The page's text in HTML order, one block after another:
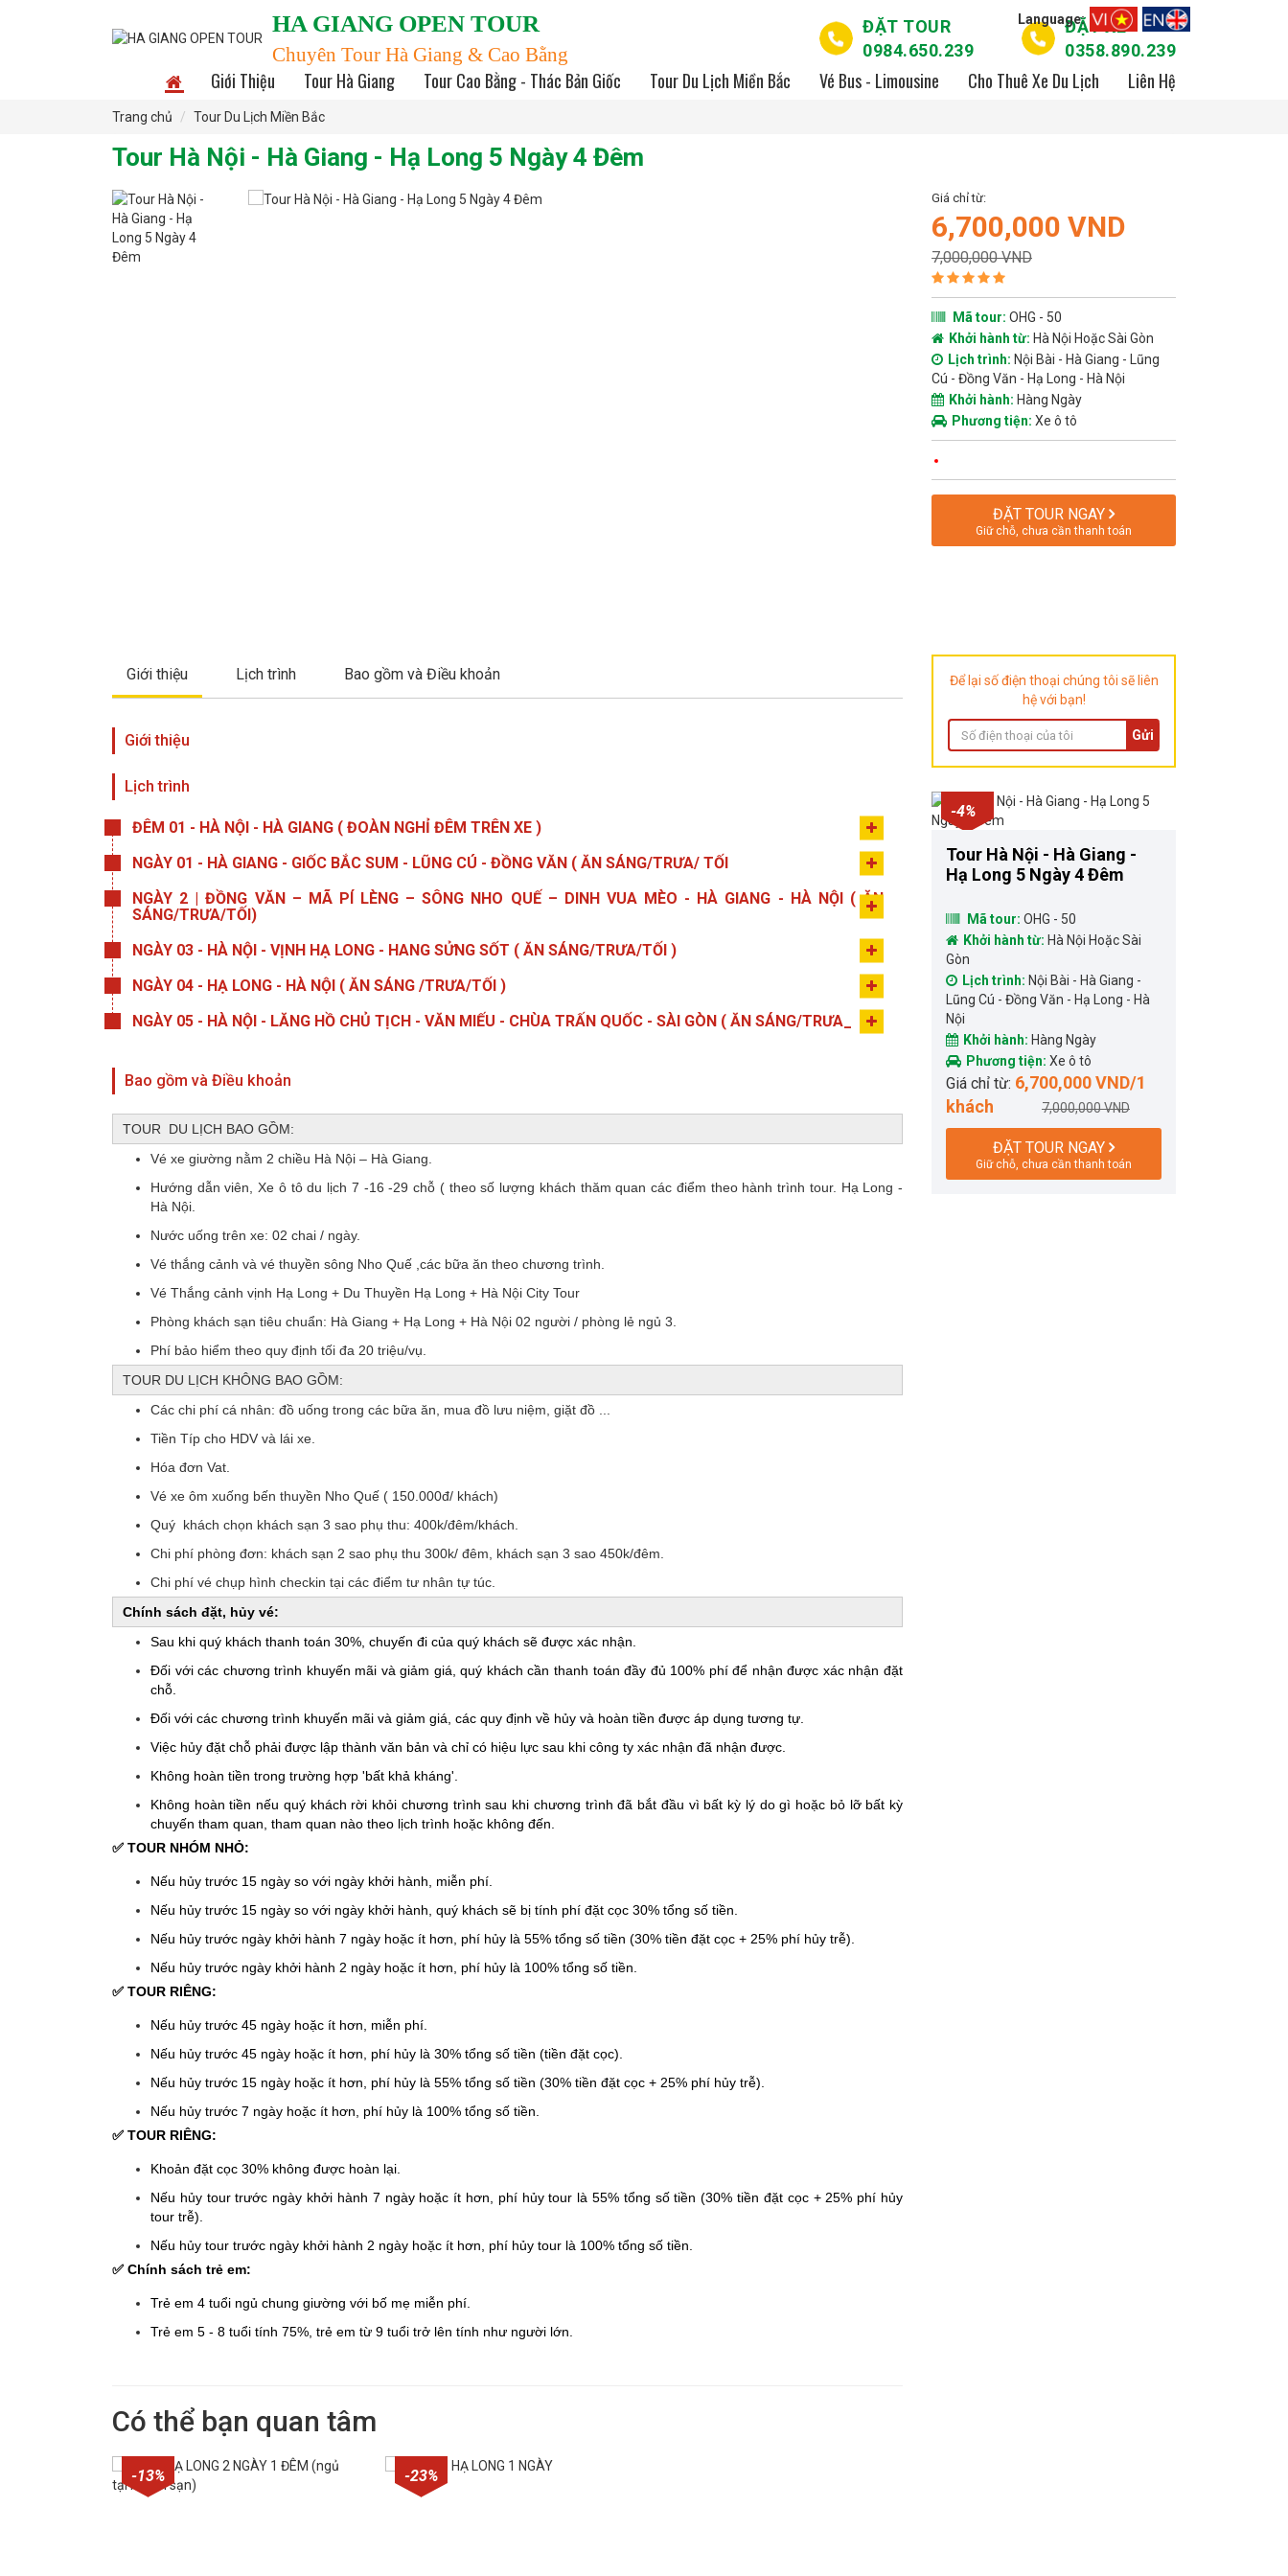
HA GIANG OPEN TOUR
Chuyên Tour Hà Giang & Cao Bằng
ĐẶT TOUR
0984.650.239
ĐẶT XE
0358.890.239
Language:
Giới Thiệu Tour Hà Giang Tour Cao Bằng - Thác Bản Giốc Tour Du Lịch Miền Bắc Vé Bus - Limousine Cho Thuê Xe Du Lịch Liên Hệ
Trang chủ Tour Du Lịch Miền Bắc
Tour Hà Nội - Hà Giang - Hạ Long 5 Ngày 4 Đêm
Giá chỉ từ:
6,700,000 VND
7,000,000 VND
Mã tour: OHG - 50
Khởi hành từ: Hà Nội Hoặc Sài Gòn
Lịch trình: Nội Bài - Hà Giang - Lũng
Cú - Đồng Văn - Hạ Long - Hà Nội
Khởi hành: Hàng Ngày
Phương tiện: Xe ô tô
ĐẶT TOUR NGAY
Giữ chỗ, chưa cần thanh toán
Giới thiệu Lịch trình Bao gồm và Điều khoản
Giới thiệu
Lịch trình
ĐÊM 01 - HÀ NỘI - HÀ GIANG ( ĐOÀN NGHỈ ĐÊM TRÊN XE )
NGÀY 01 - HÀ GIANG - GIỐC BẮC SUM - LŨNG CÚ - ĐỒNG VĂN ( ĂN SÁNG/TRƯA/ TỐI
NGÀY 2 | ĐỒNG VĂN – MÃ PÍ LÈNG – SÔNG NHO QUẾ – DINH VUA MÈO - HÀ GIANG - HÀ NỘI ( ĂN
SÁNG/TRƯA/TỐI)
NGÀY 03 - HÀ NỘI - VỊNH HẠ LONG - HANG SỬNG SỐT ( ĂN SÁNG/TRƯA/TỐI )
NGÀY 04 - HẠ LONG - HÀ NỘI ( ĂN SÁNG /TRƯA/TỐI )
NGÀY 05 - HÀ NỘI - LĂNG HỒ CHỦ TỊCH - VĂN MIẾU - CHÙA TRẤN QUỐC - SÀI GÒN ( ĂN SÁNG/TRƯA_
Bao gồm và Điều khoản
TOUR DU LỊCH BAO GỒM:
Vé xe giường nằm 2 chiều Hà Nội – Hà Giang.
Hướng dẫn viên, Xe ô tô du lịch 7 -16 -29 chỗ ( theo số lượng khách thăm quan các điểm theo hành trình tour. Hạ Long -
Hà Nội.
Nước uống trên xe: 02 chai / ngày.
Vé thắng cảnh và vé thuyền sông Nho Quế ,các bữa ăn theo chương trình.
Vé Thắng cảnh vịnh Hạ Long + Du Thuyền Hạ Long + Hà Nội City Tour
Phòng khách sạn tiêu chuẩn: Hà Giang + Hạ Long + Hà Nội 02 người / phòng lẻ ngủ 3.
Phí bảo hiểm theo quy định tối đa 20 triệu/vụ.
TOUR DU LỊCH KHÔNG BAO GỒM:
Các chi phí cá nhân: đồ uống trong các bữa ăn, mua đồ lưu niệm, giặt đồ ...
Tiền Típ cho HDV và lái xe.
Hóa đơn Vat.
Vé xe ôm xuống bến thuyền Nho Quế ( 150.000đ/ khách)
Quý khách chọn khách sạn 3 sao phụ thu: 400k/đêm/khách.
Chi phí phòng đơn: khách sạn 2 sao phụ thu 300k/ đêm, khách sạn 3 sao 450k/đêm.
Chi phí vé chụp hình checkin tại các điểm tư nhân tự túc.
Chính sách đặt, hủy vé:
Sau khi quý khách thanh toán 30%, chuyến đi của quý khách sẽ được xác nhận.
Đối với các chương trình khuyến mãi và giảm giá, quý khách cần thanh toán đầy đủ 100% phí để nhận được xác nhận đặt
chỗ.
Đối với các chương trình khuyến mãi và giảm giá, các quy định về hủy và hoàn tiền được áp dụng tương tự.
Việc hủy đặt chỗ phải được lập thành văn bản và chỉ có hiệu lực sau khi công ty xác nhận đã nhận được.
Không hoàn tiền trong trường hợp 'bất khả kháng'.
Không hoàn tiền nếu quý khách rời khỏi chương trình sau khi chương trình đã bắt đầu vì bất kỳ lý do gì hoặc bỏ lỡ bất kỳ
chuyến tham quan, tham quan nào theo lịch trình hoặc không đến.
✅ TOUR NHÓM NHỎ:
Nếu hủy trước 15 ngày so với ngày khởi hành, miễn phí.
Nếu hủy trước 15 ngày so với ngày khởi hành, quý khách sẽ bị tính phí đặt cọc 30% tổng số tiền.
Nếu hủy trước ngày khởi hành 7 ngày hoặc ít hơn, phí hủy là 55% tổng số tiền (30% tiền đặt cọc + 25% phí hủy trễ).
Nếu hủy trước ngày khởi hành 2 ngày hoặc ít hơn, phí hủy là 100% tổng số tiền.
✅ TOUR RIÊNG:
Nếu hủy trước 45 ngày hoặc ít hơn, miễn phí.
Nếu hủy trước 45 ngày hoặc ít hơn, phí hủy là 30% tổng số tiền (tiền đặt cọc).
Nếu hủy trước 15 ngày hoặc ít hơn, phí hủy là 55% tổng số tiền (30% tiền đặt cọc + 25% phí hủy trễ).
Nếu hủy trước 7 ngày hoặc ít hơn, phí hủy là 100% tổng số tiền.
✅ TOUR RIÊNG:
Khoản đặt cọc 30% không được hoàn lại.
Nếu hủy tour trước ngày khởi hành 7 ngày hoặc ít hơn, phí hủy tour là 55% tổng số tiền (30% tiền đặt cọc + 25% phí hủy
tour trễ).
Nếu hủy tour trước ngày khởi hành 2 ngày hoặc ít hơn, phí hủy tour là 100% tổng số tiền.
✅ Chính sách trẻ em:
Trẻ em 4 tuổi ngủ chung giường với bố mẹ miễn phí.
Trẻ em 5 - 8 tuổi tính 75%, trẻ em từ 9 tuổi trở lên tính như người lớn.
Có thể bạn quan tâm
-13% -23%
Để lại số điện thoại chúng tôi sẽ liên
hệ với bạn!
Gửi
-4%
Tour Hà Nội - Hà Giang -
Hạ Long 5 Ngày 4 Đêm
Mã tour: OHG - 50
Khởi hành từ: Hà Nội Hoặc Sài
Gòn
Lịch trình: Nội Bài - Hà Giang -
Lũng Cú - Đồng Văn - Hạ Long - Hà
Nội
Khởi hành: Hàng Ngày
Phương tiện: Xe ô tô
Giá chỉ từ: 6,700,000 VND/1
khách
7,000,000 VND
ĐẶT TOUR NGAY
Giữ chỗ, chưa cần thanh toán